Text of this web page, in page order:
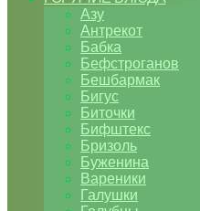
Азу
Антрекот
Бабка
Бефстроганов
Бешбармак
Бигус
Биточки
Бифштекс
Бризоль
Буженина
Вареники
Галушки